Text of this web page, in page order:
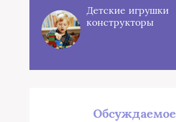
Детские игрушки
конструкторы
Обсуждаемое